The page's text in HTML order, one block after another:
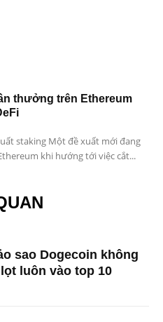
thưởng trên Ethereum
staking Một đề xuất mới đang
khi hướng tới việc cắt...
sao Dogecoin không
luôn vào top 10